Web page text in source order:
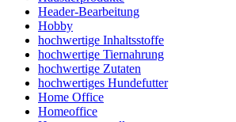
Header-Bearbeitung
Hobby
hochwertige Inhaltsstoffe
hochwertige Tiernahrung
hochwertige Zutaten
hochwertiges Hundefutter
Home Office
Homeoffice